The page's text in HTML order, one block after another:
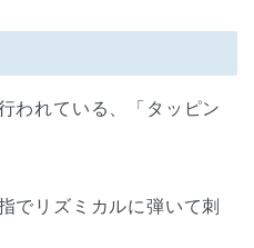
われている、「タッピン
でリズミカルに弾いて刺